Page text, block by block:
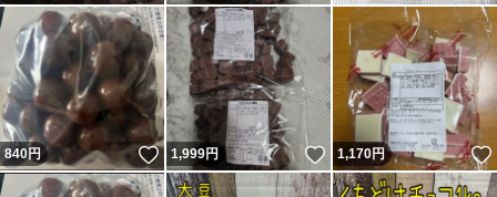
840円 いいね！
1,999円 いいね！
1,170円